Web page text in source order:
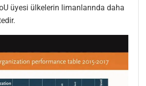
üyesi ülkelerin limanlarında daha